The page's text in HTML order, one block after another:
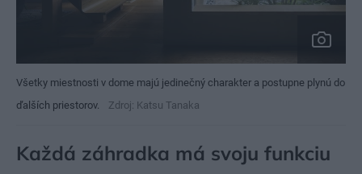
Všetky miestnosti v dome majú jedinečný charakter a postupne plynú do
ďalších priestorov.
Zdroj: Katsu Tanaka
Každá záhradka má svoju funkciu